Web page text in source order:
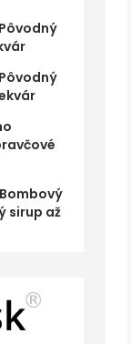
Bombový
sirup až